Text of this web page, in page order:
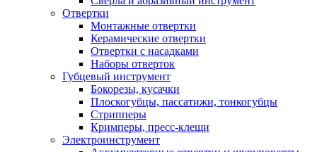
Отвертки
Монтажные отвертки
Керамические отвертки
Отвертки с насадками
Наборы отверток
Губцевый инструмент
Бокорезы, кусачки
Плоскогубцы, пассатижи, тонкогубцы
Стрипперы
Кримперы, пресс-клещи
Электроинструмент